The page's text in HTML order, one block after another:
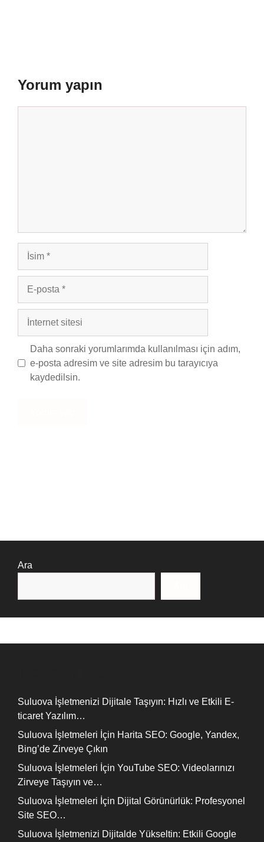
Yorum yapın
İsim
posta
İnternet
Daha sonraki yorumlarımda kullanılması için adım,
e-posta adresim ve site adresim bu tarayıcıya
kaydedilsin.
Ara
Suluova İşletmenizi Dijitale Taşıyın: Hızlı ve Etkili E-
ticaret Yazılım…
Suluova İşletmeleri İçin Harita SEO: Google, Yandex,
Bing’de Zirveye Çıkın
Suluova İşletmeleri İçin YouTube SEO: Videolarınızı
Zirveye Taşıyın ve…
Suluova İşletmeleri İçin Dijital Görünürlük: Profesyonel
Site SEO…
Suluova İşletmenizi Dijitalde Yükseltin: Etkili Google